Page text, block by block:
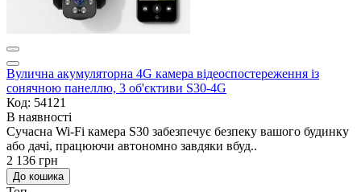
Вулична акумуляторна 4G камера відеоспостереження із
сонячною панеллю, 3 об'єктиви S30-4G
Код: 54121
В наявності
Сучасна Wi-Fi камера S30 забезпечує безпеку вашого будинку
або дачі, працюючи автономно завдяки вбуд..
2 136 грн
До кошика